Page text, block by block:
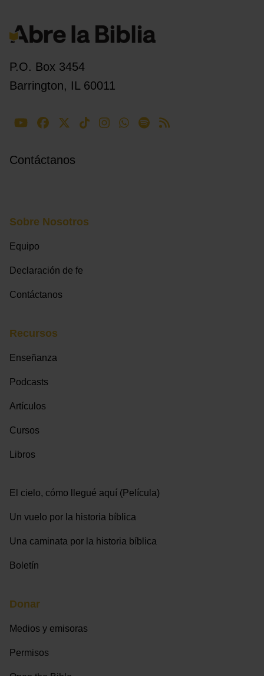
P.O. Box 3454
Barrington, IL 60011
Contáctanos
Sobre Nosotros
Equipo
Declaración de fe
Contáctanos
Recursos
Enseñanza
Podcasts
Artículos
Cursos
Libros
El cielo, cómo llegué aquí (Película)
Un vuelo por la historia bíblica
Una caminata por la historia bíblica
Boletín
Donar
Medios y emisoras
Permisos